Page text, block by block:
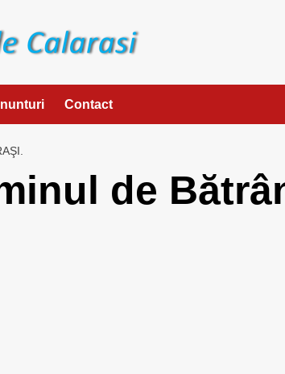
Contact
de